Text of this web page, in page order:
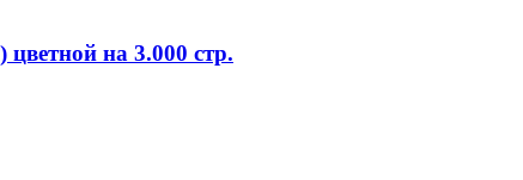
на 3.000 стр.